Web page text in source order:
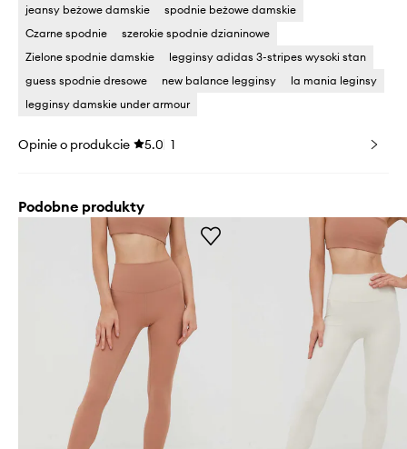
jeansy beżowe damskie
spodnie beżowe damskie
Czarne spodnie
szerokie spodnie dzianinowe
Zielone spodnie damskie
legginsy adidas 3-stripes wysoki stan
guess spodnie dresowe
new balance legginsy
la mania leginsy
legginsy damskie under armour
Opinie o produkcie 5.0 1
Podobne produkty